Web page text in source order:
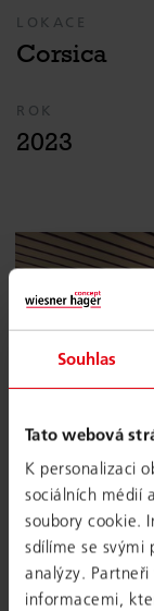
Souhlas
Tato webová
K personalizaci
sociálních médií
soubory cookie.
sdílíme se svými
analýzy.
informacemi,
LOKACE
Corsica
ROK
2023
Flexible
view.